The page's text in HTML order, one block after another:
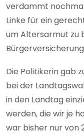
verdammt
Linke für ein
um Altersarmut zu
Die Politikerin gab
bei der
in den Landtag
werden, die wir je
war bisher nur von